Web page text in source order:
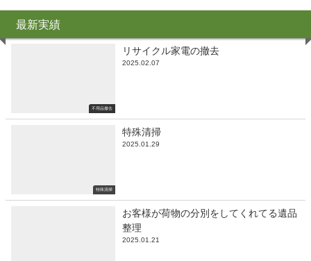
最新実績
不用品撤去
リサイクル家電の撤去
2025.02.07
特殊清掃
特殊清掃
2025.01.29
お客様が荷物の分別をしてくれてる遺品
整理
2025.01.21